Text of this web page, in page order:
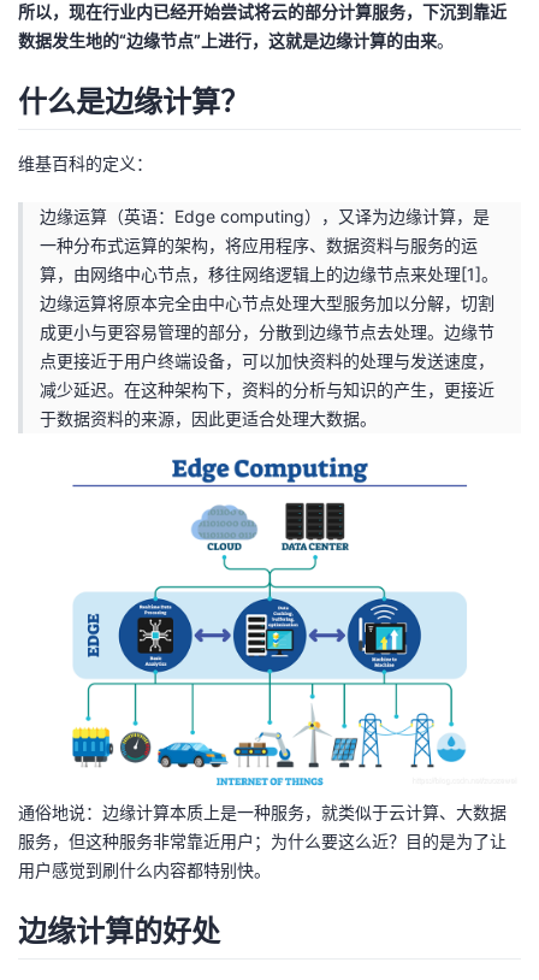
者
学
堂
我
的
课
程
我
的
认
我
的
我
支
持
我
的
技
术
支
我
的
云
声
所以，现在行业内已经开始尝试将云的部分计算服务，下沉到靠近
数据发生地的“边缘节点”上进行，这就是边缘计算的由来。
什么是边缘计算？
维基百科的定义：
边缘运算（英语：Edge computing），又译为边缘计算，是
一种分布式运算的架构，将应用程序、数据资料与服务的运
算，由网络中心节点，移往网络逻辑上的边缘节点来处理[1]。
边缘运算将原本完全由中心节点处理大型服务加以分解，切割
成更小与更容易管理的部分，分散到边缘节点去处理。边缘节
点更接近于用户终端设备，可以加快资料的处理与发送速度，
减少延迟。在这种架构下，资料的分析与知识的产生，更接近
于数据资料的来源，因此更适合处理大数据。
通俗地说：边缘计算本质上是一种服务，就类似于云计算、大数据
服务，但这种服务非常靠近用户；为什么要这么近？目的是为了让
用户感觉到刷什么内容都特别快。
边缘计算的好处